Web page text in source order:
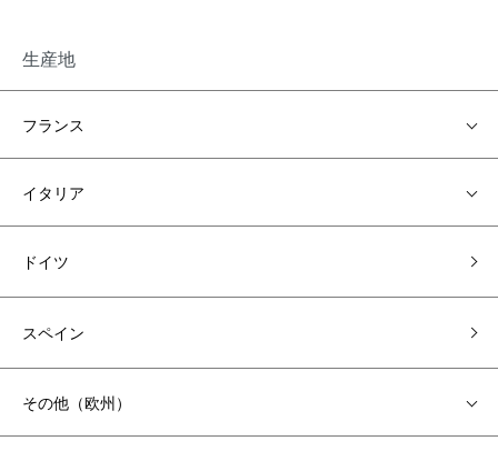
生産地
フランス
イタリア
ドイツ
スペイン
その他（欧州）